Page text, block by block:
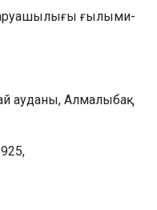
ғылыми-
ауданы, Алмалыбақ